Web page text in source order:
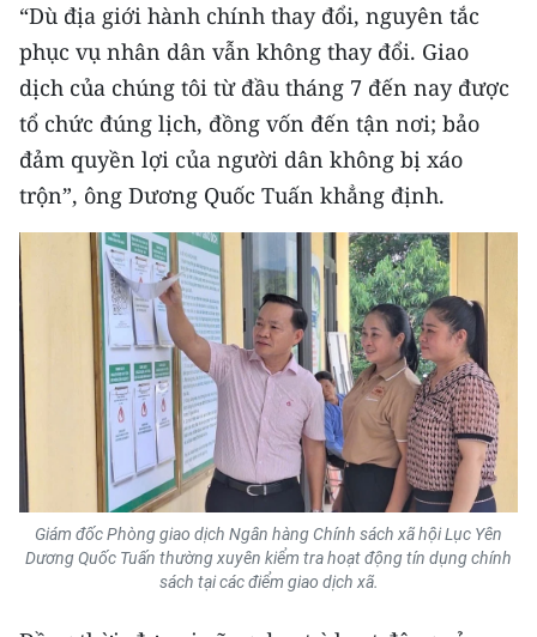
ĐỌC BÁO IN
ENGLISH
中文
FRANÇAIS
РУССКИЙ
ESPAÑOL
한국어
“Dù địa giới hành chính thay đổi, nguyên tắc
phục vụ nhân dân vẫn không thay đổi. Giao
dịch của chúng tôi từ đầu tháng 7 đến nay được
tổ chức đúng lịch, đồng vốn đến tận nơi; bảo
đảm quyền lợi của người dân không bị xáo
trộn”, ông Dương Quốc Tuấn khẳng định.
Giám đốc Phòng giao dịch Ngân hàng Chính sách xã hội Lục Yên
Dương Quốc Tuấn thường xuyên kiểm tra hoạt động tín dụng chính
sách tại các điểm giao dịch xã.